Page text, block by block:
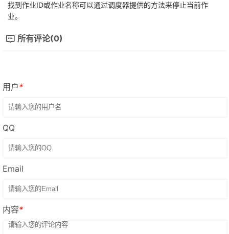
找到作业ID或作业名称可以通过调度器提供的方法来停止当前作
业。
所有评论(0)
用户*
QQ
Email
内容*